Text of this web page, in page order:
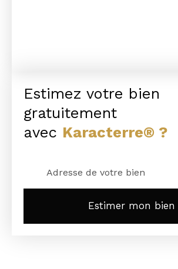
Estimez votre bien
gratuitement
avec Karacterre® ?
Adresse de votre bien
Estimer mon bien